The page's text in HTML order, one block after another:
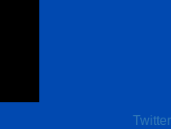
Twitter